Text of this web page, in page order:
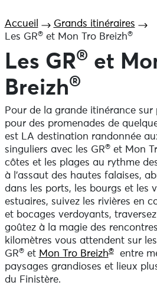
Accueil
Grands itinéraires
Les GR®et Mon Tro Breizh®
Les GR® et
Breizh®
Pour de la grande itinérance sur
pour des promenades de
est LA destination randonnée
singuliers avec les GR®et Mon
côtes et les plages au rythme
à l’assaut des hautes falaises,
dans les ports, les bourgs et les
estuaires, suivez les rivières en
et bocages verdoyants,
goûtez à la magie des
kilomètres vous attendent sur
GR®et Mon Tro Breizh®entre
paysages grandioses et lieux
du Finistère.